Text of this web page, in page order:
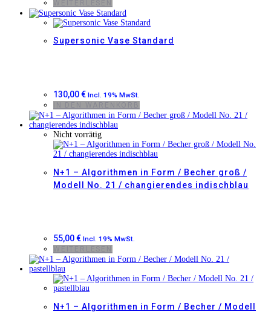
Supersonic Vase Standard
130,00€ Incl. 19% MwSt.
Nicht vorrätig
N+1 – Algorithmen in Form / Becher groß /
Modell No. 21 / changierendes indischblau
55,00€ Incl. 19% MwSt.
N+1 – Algorithmen in Form / Becher / Modell